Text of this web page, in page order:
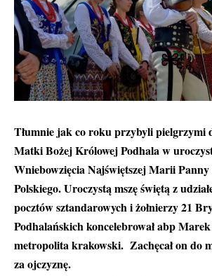
Tłumnie jak co roku przybyli pielgrzymi
Matki Bożej Królowej Podhala w
Wniebowzięcia Najświętszej Marii
Polskiego.Uroczystą mszę świętą z
pocztów sztandarowych i żołnierzy 21
Podhalańskich koncelebrował abp
metropolita krakowski. Zachęcał on do
za ojczyznę.